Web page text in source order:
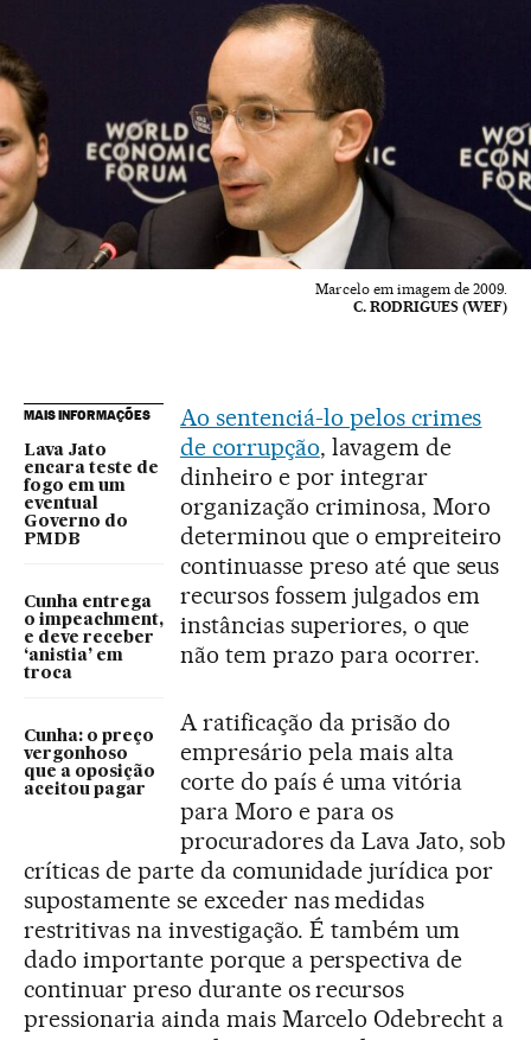
Marcelo em imagem de 2009.
C. RODRIGUES (WEF)
MAIS INFORMAÇÕES
Lava Jato
encara teste de
fogo em um
eventual
Governo do
PMDB
Cunha entrega
o impeachment,
e deve receber
‘anistia’ em
troca
Cunha: o preço
vergonhoso
que a oposição
aceitou pagar
Ao sentenciá-lo pelos crimes
de corrupção, lavagem de
dinheiro e por integrar
organização criminosa, Moro
determinou que o empreiteiro
continuasse preso até que seus
recursos fossem julgados em
instâncias superiores, o que
não tem prazo para ocorrer.
A ratificação da prisão do
empresário pela mais alta
corte do país é uma vitória
para Moro e para os
procuradores da Lava Jato, sob
críticas de parte da comunidade jurídica por
supostamente se exceder nas medidas
restritivas na investigação. É também um
dado importante porque a perspectiva de
continuar preso durante os recursos
pressionaria ainda mais Marcelo Odebrecht a